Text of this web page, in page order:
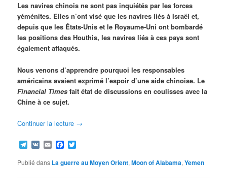
Les navires chinois ne sont pas inquiétés par les forces
yéménites. Elles n’ont visé que les navires liés à Israël et,
depuis que les États-Unis et le Royaume-Uni ont bombardé
les positions des Houthis, les navires liés à ces pays sont
également attaqués.
Nous venons d’apprendre pourquoi les responsables
américains avaient exprimé l’espoir d’une aide chinoise. Le
Financial Times fait état de discussions en coulisses avec la
Chine à ce sujet.
Continuer la lecture →
Telegram
VK EmailFacebook
Publié dans La guerre au Moyen Orient,Moon of Alabama,Yemen